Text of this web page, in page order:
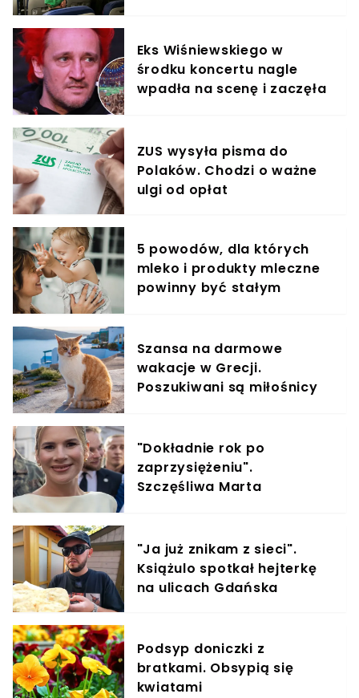
Eks Wiśniewskiego w
środku koncertu nagle
wpadła na scenę i zaczęła
ZUS wysyła pisma do
Polaków. Chodzi o ważne
ulgi od opłat
5 powodów, dla których
mleko i produkty mleczne
powinny być stałym
Szansa na darmowe
wakacje w Grecji.
Poszukiwani są miłośnicy
"Dokładnie rok po
zaprzysiężeniu".
Szczęśliwa Marta
"Ja już znikam z sieci".
Książulo spotkał hejterkę
na ulicach Gdańska
Podsyp doniczki z
bratkami. Obsypią się
kwiatami